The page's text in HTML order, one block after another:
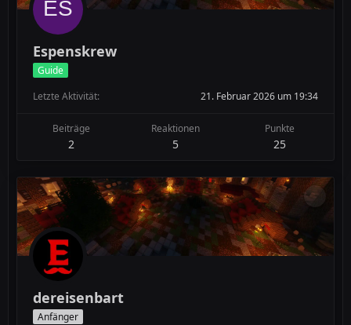
Espenskrew
Guide
Letzte Aktivität
21. Februar 2026 um 19:34
Beiträge
2
Reaktionen
5
Punkte
25
dereisenbart
Anfänger